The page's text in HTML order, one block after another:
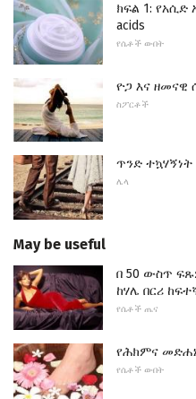
ክፍል 1:
acids
የሴቶች ውበት
ዮጋ እና ዘመናዊ
ስፖርቶች
ጥንድ
ሌላ
May be useful
በ 50 ውስጥ
ከሃሌ በርሪ
የሴቶች ጤና
የሕክምና
የሴቶች ውበት